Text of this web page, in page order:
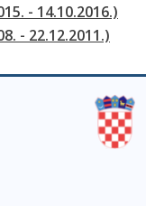
- 14.10.2016.)
- 22.12.2011.)